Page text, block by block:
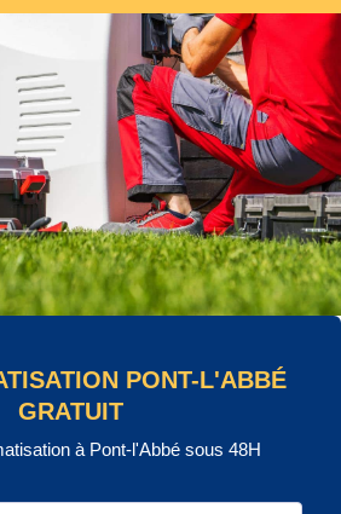
PONT-L'ABBÉ
GRATUIT
à Pont-l'Abbé sous 48H